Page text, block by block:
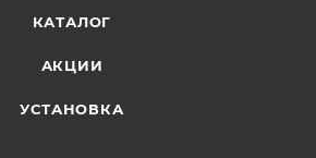
КАТАЛОГ
АКЦИИ
УСТАНОВКА